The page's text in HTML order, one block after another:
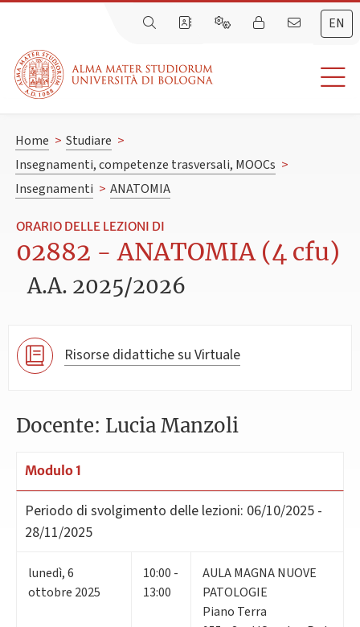
EN
Home > Studiare >
Insegnamenti, competenze trasversali, MOOCs >
Insegnamenti > ANATOMIA
ORARIO DELLE LEZIONI DI
02882 - ANATOMIA (4 cfu)
A.A. 2025/2026
Risorse didattiche su Virtuale
Docente: Lucia Manzoli
Modulo 1
Periodo di svolgimento delle lezioni: 06/10/2025 -
28/11/2025
lunedì,6
ottobre 2025
10:00 -
13:00
AULA MAGNA NUOVE
PATOLOGIE
Piano Terra